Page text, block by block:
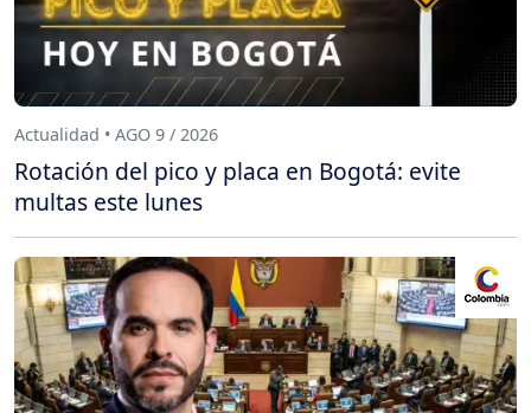
Actualidad • AGO 9 / 2026
Rotación del pico y placa en Bogotá: evite
multas este lunes